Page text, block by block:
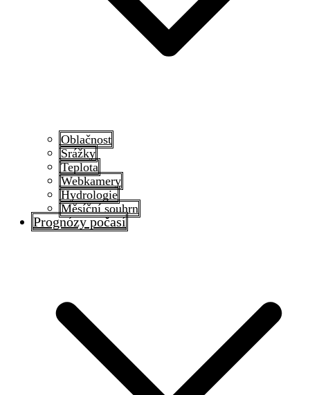
Oblačnost
Srážky
Teplota
Webkamery
Hydrologie
Měsíční souhrn
Prognózy počasí